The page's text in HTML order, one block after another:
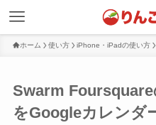
ホーム 使い方 iPhone・iPadの使い方
Swarm
をGoogleカレンダ